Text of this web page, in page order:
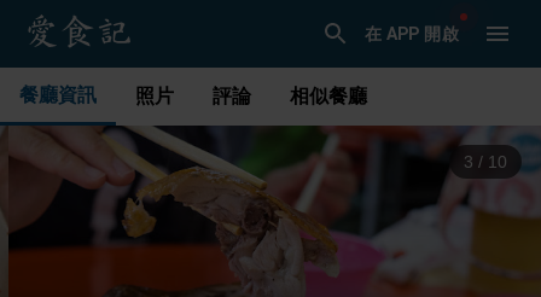
在 APP 開啟
餐廳資訊 照片 評論 相似餐廳
3 / 10